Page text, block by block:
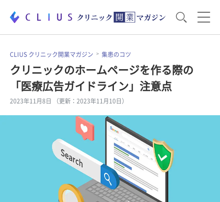
お役立ち資料 運営・経営のポイント
開業医のリアル 開業準備で大事なこと
医療機器・事務機器
セミナー
CLIUS クリニック開業マガジン 集患のコツ
クリニックのホームページを作る際の
「医療広告ガイドライン」注意点
2023年11月8日 （更新：2023年11月10日）